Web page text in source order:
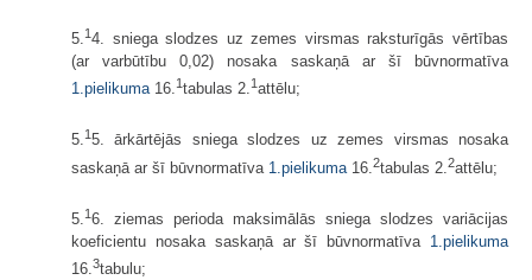
5. 14. sniega slodzes uz zemes virsmas raksturīgās vērtības
(ar varbūtību 0,02) nosaka saskaņā ar šī būvnormatīva
1.pielikuma16.1tabulas 2.1attēlu;
5.1 5. ārkārtējās sniega slodzes uz zemes virsmas nosaka
saskaņā ar šī būvnormatīva 1.pielikuma 16. 2tabulas 2. 2attēlu;
5.16. ziemas perioda maksimālās sniega slodzes variācijas
koeficientu nosaka saskaņā ar šī būvnormatīva 1.pielikuma
16.3tabulu;